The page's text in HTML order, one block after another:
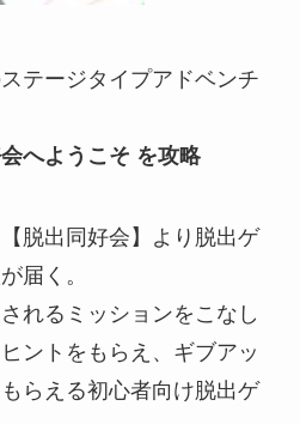
テージタイプアドベンチ
へようこそ を攻略
脱出同好会】より脱出ゲ
届く。
れるミッションをこなし
ントをもらえ、ギブアッ
らえる初心者向け脱出ゲ